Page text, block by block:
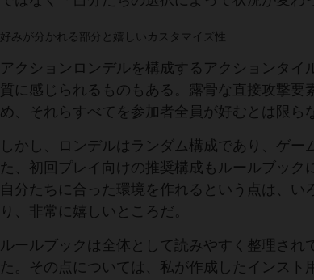
好みが分かれる部分と嬉しいカスタマイズ性
アクションロンデルを構成するアクションタ
質に感じられるものもある。露骨な直接攻撃
め、それらすべてを参加者全員が好むとは限ら
しかし、ロンデルはランダム構成であり、ゲ
た、初回プレイ向けの推奨構成もルールブック
自分たちに合った環境を作れるという点は、
り、非常に嬉しいところだ。
ルールブックは全体として読みやすく整理さ
た。その点については、私が作成したインス